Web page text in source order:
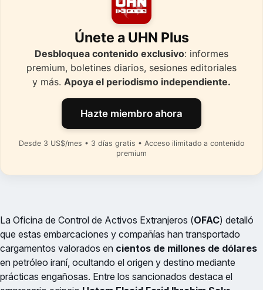
Únete a UHN Plus
Desbloquea contenido exclusivo: informes
premium, boletines diarios, sesiones editoriales
y más. Apoya el periodismo independiente.
Hazte miembro ahora
Desde 3 US$/mes • 3 días gratis • Acceso ilimitado a contenido
premium
La Oficina de Control de Activos Extranjeros (OFAC) detalló
que estas embarcaciones y compañías han transportado
cargamentos valorados en cientos de millones de dólares
en petróleo iraní, ocultando el origen y destino mediante
prácticas engañosas. Entre los sancionados destaca el